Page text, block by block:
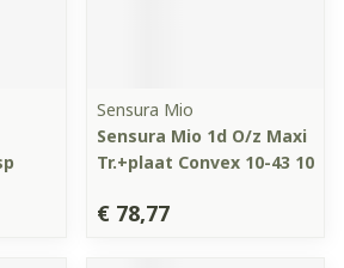
Sensura Mio
Sensura Mio 1d O/z Maxi
Tr.+plaat Convex 10-43 10
€ 78,77